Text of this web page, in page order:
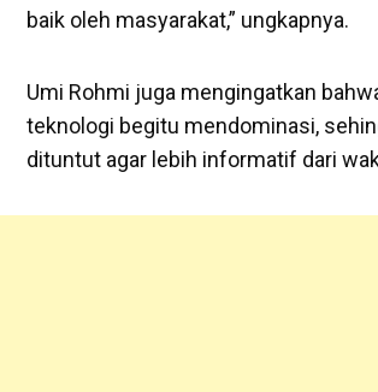
baik oleh masyarakat,” ungkapnya.
Umi Rohmi juga mengingatkan
teknologi begitu mendominasi,
dituntut agar lebih informatif dari